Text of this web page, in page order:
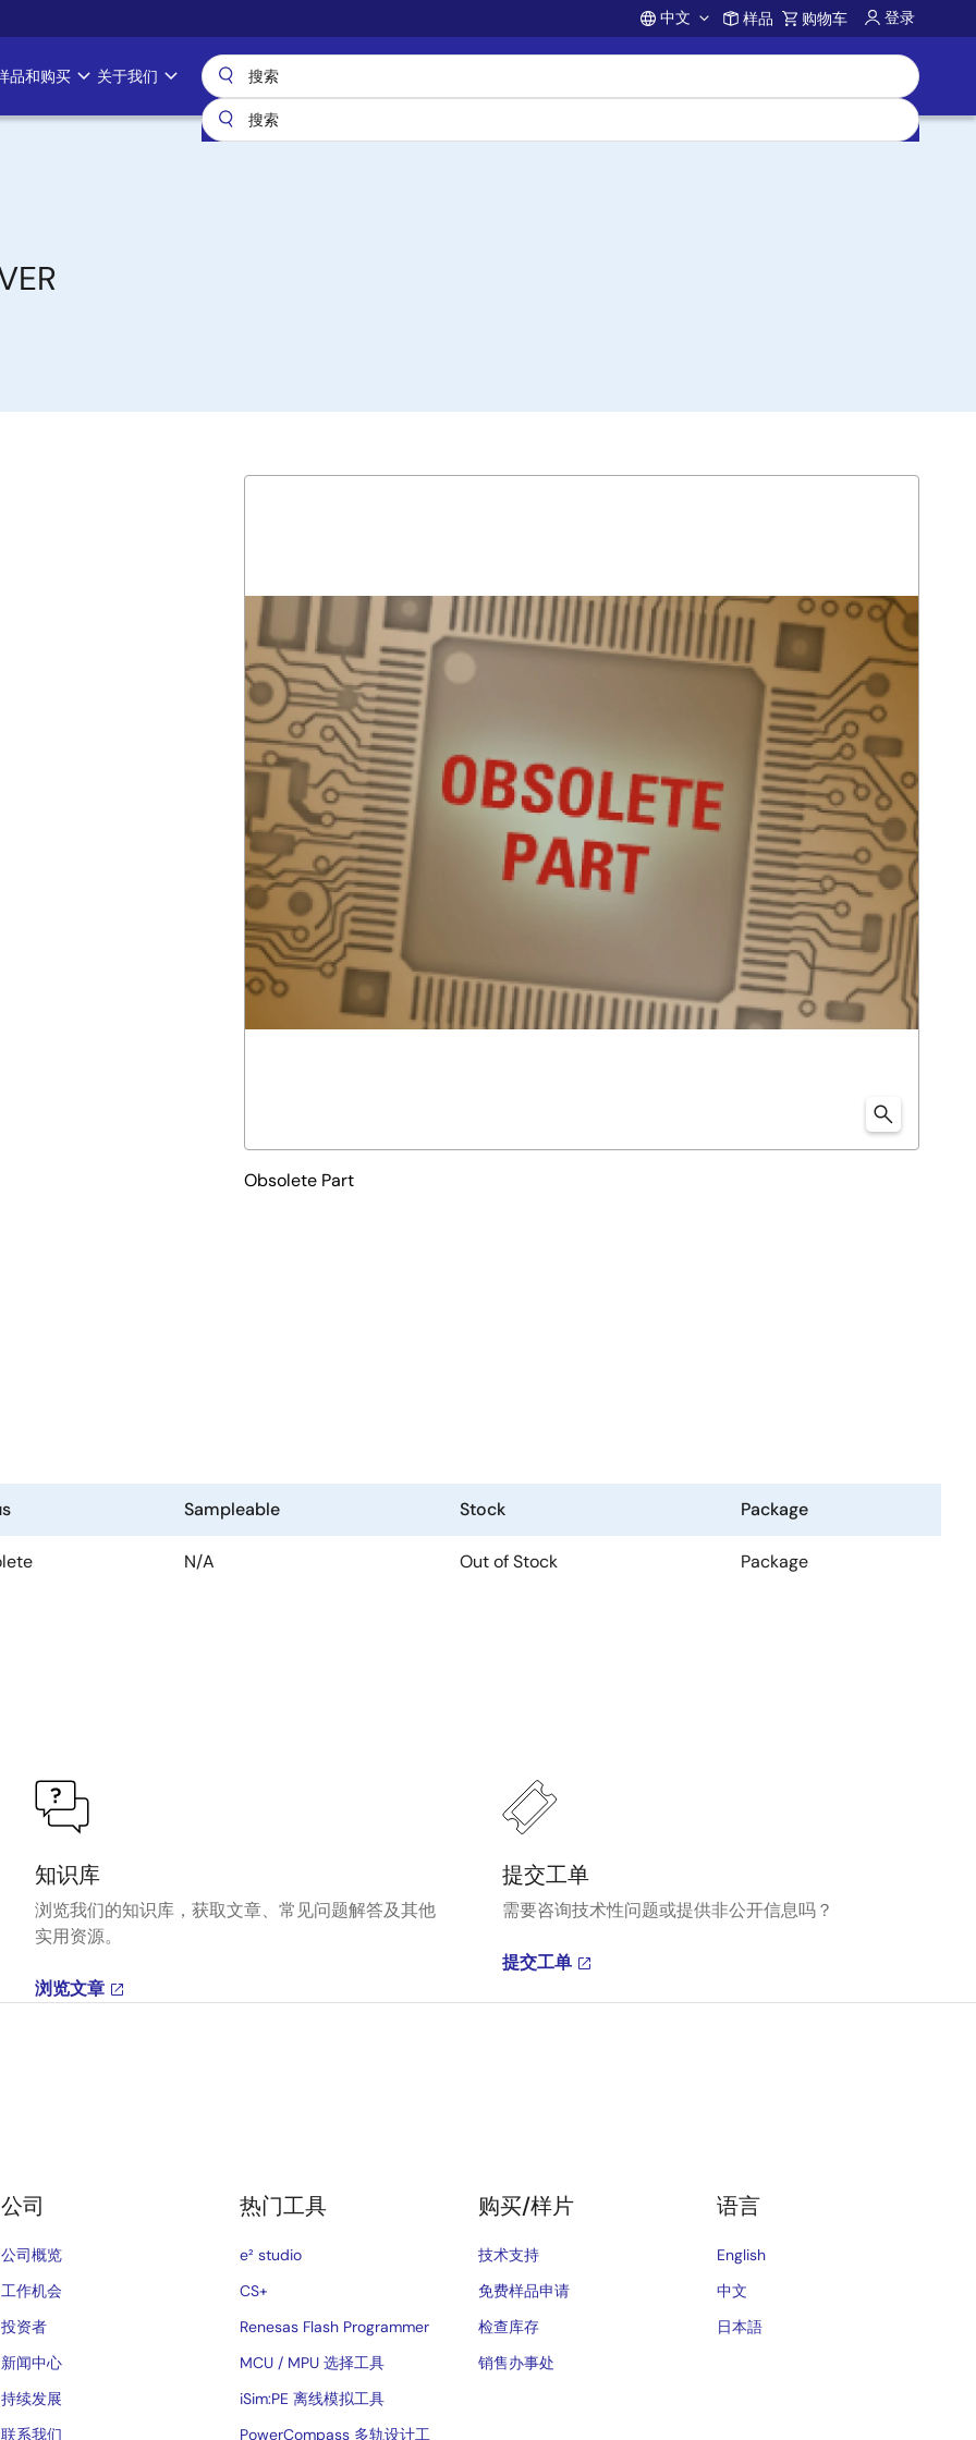
Account
中文 样品 购物车 登录
品和购买 关于我们
Obsolete Part
Sampleable Stock Package
N/A Out of Stock Package
知识库
浏览我们的知识库，获取文章、常见问题解答及其他
实用资源。
浏览文章
提交工单
需要咨询技术性问题或提供非公开信息吗？
提交工单
公司
公司概览
工作机会
投资者
新闻中心
持续发展
联系我们
热门工具
e² studio
CS+
Renesas Flash Programmer
MCU / MPU 选择工具
iSim:PE 离线模拟工具
PowerCompass 多轨设计工
购买/样片
技术支持
免费样品申请
检查库存
销售办事处
语言
English
中文
日本語